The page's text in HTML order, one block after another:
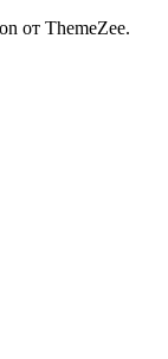
от ThemeZee.